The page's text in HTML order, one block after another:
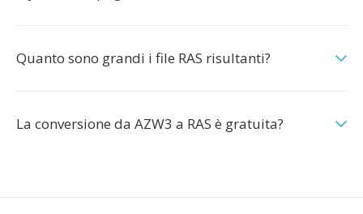
Quanto sono grandi i file RAS risultanti?
La conversione da AZW3 a RAS è gratuita?